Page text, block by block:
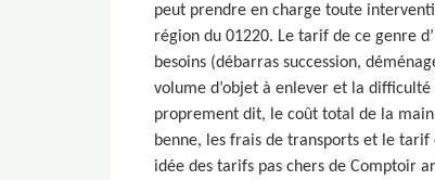
peut prendre en charge toute
région du 01220. Le tarif de ce genre
besoins (débarras succession,
volume d’objet à enlever et la
proprement dit, le coût total de la
benne, les frais de transports et le
idée des tarifs pas chers de Comptoir